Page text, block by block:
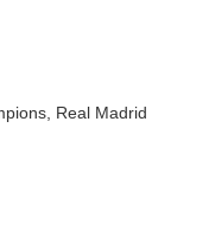
Real Madrid